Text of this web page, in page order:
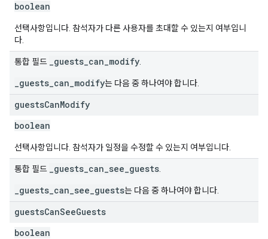
boolean
선택사항입니다. 참석자가 다른 사용자를 초대할 수 있는지 여부입니
다.
통합 필드 _guests_can_modify
_guests_can_modify는 다음 중 하나여야 합니다.
guestsCanModify
boolean
선택사항입니다. 참석자가 일정을 수정할 수 있는지 여부입니다.
통합 필드 _guests_can_see_guests
_guests_can_see_guests는 다음 중 하나여야 합니다.
guestsCanSeeGuests
boolean